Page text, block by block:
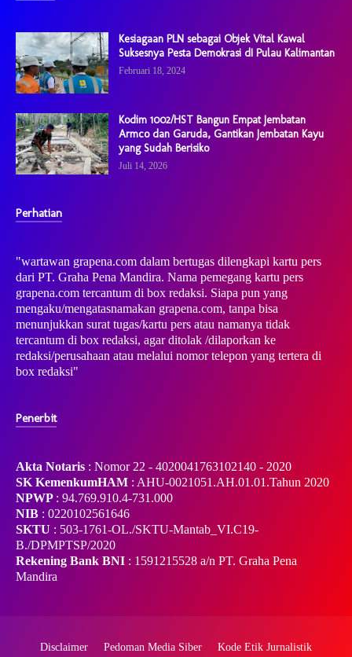
Kesiagaan PLN sebagai Objek Vital Kawal
Suksesnya Pesta Demokrasi dI Pulau Kalimantan
Februari 18, 2024
Kodim 1002/HST Bangun Empat Jembatan
Armco dan Garuda, Gantikan Jembatan Kayu
yang Sudah Berisiko
Juli 14, 2026
Perhatian
"wartawan grapena.com dalam bertugas dilengkapi kartu pers
dari PT. Graha Pena Mandira. Nama pemegang kartu pers
grapena.com tercantum di box redaksi. Siapa pun yang
mengaku/mengatasnamakan grapena.com, tanpa bisa
menunjukkan surat tugas/kartu pers atau namanya tidak
tercantum di box redaksi, agar ditolak /dilaporkan ke
redaksi/perusahaan atau melalui nomor telepon yang tertera di
box redaksi"
Penerbit
Akta Notaris : Nomor 22 - 4020041763102140 - 2020
SK KemenkumHAM : AHU-0021051.AH.01.01.Tahun 2020
NPWP : 94.769.910.4-731.000
NIB : 0220102561646
SKTU : 503-1761-OL./SKTU-Mantab_VI.C19-
B./DPMPTSP/2020
Rekening Bank BNI : 1591215528 a/n PT. Graha Pena
Mandira
Disclaimer Pedoman Media Siber Kode Etik Jurnalistik